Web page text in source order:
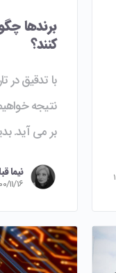
۱
برندها
کنند؟
با تدقیق در
نتیجه
بر می آید.
نیما
۱۴۰۰/